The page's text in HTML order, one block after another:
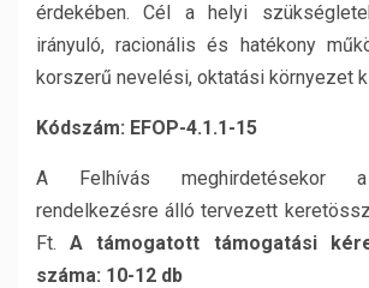
érdekében. Cél a helyi
irányuló, racionális és hatékony
korszerű nevelési, oktatási környezet
Kódszám: EFOP-4.1.1-15
A Felhívás meghirdetésekor a
rendelkezésre álló tervezett
Ft.A támogatott támogatási
száma: 10-12 db